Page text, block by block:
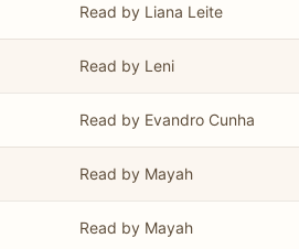
Read by Liana Leite
Read by Leni
Read by Evandro Cunha
Read by Mayah
Read by Mayah